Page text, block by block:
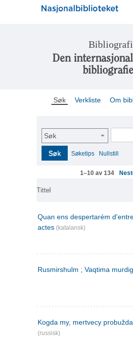
Bibliografi
Den
Søk Verkliste Om
Søk
Søk Søketips Nullstill
1–10 av 134
Tittel
Quan ens despertarém
actes (katalansk)
Rusmirshulm ; Vaqtima
Kogda my, mertvecy
(russisk)